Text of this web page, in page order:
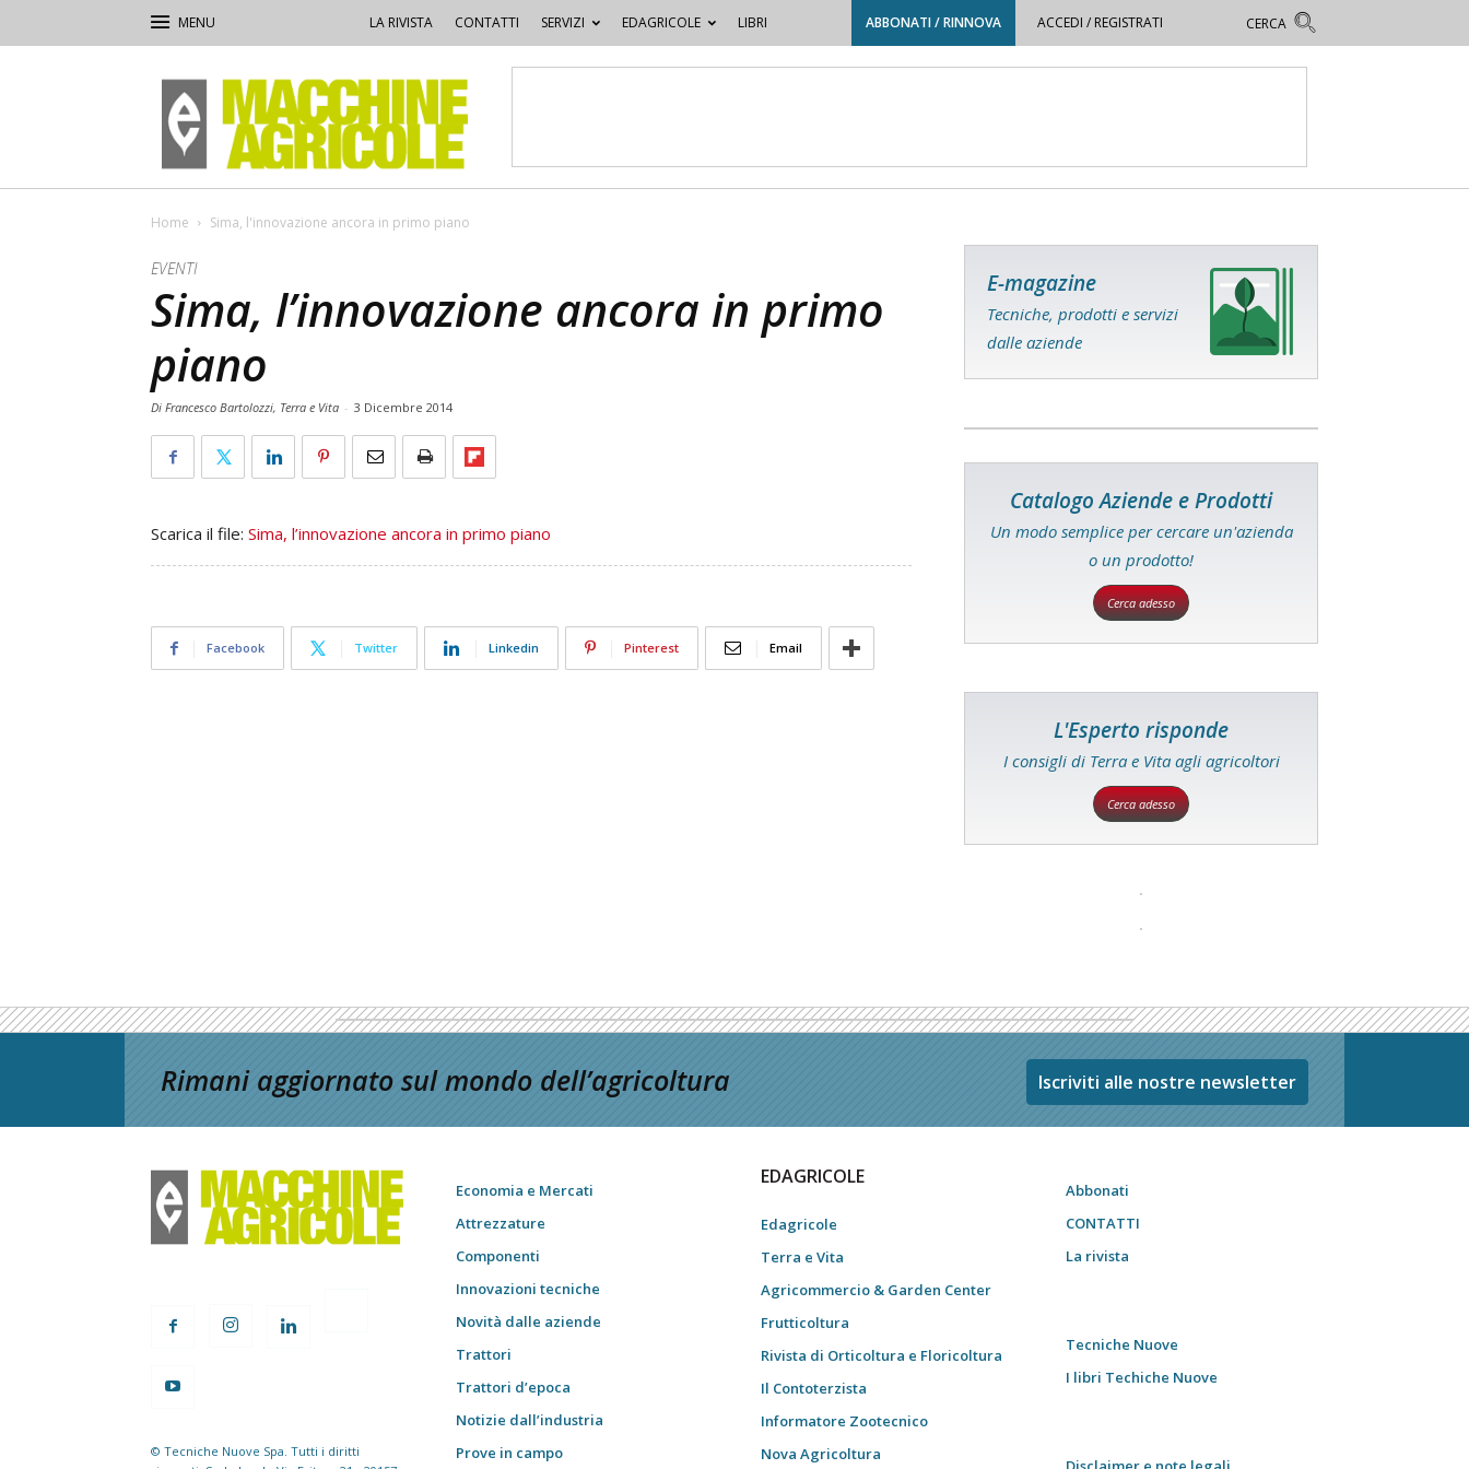
LA RIVISTA CONTATTI SERVIZI EDAGRICOLE LIBRI ABBONATI / RINNOVA ACCEDI / REGISTRATI
Macchine
Agricole
Home Sima, l'innovazione ancora in primo piano
EVENTI
Sima, l’innovazione ancora in primo
piano
Di Francesco Bartolozzi, Terra e Vita - 3 Dicembre 2014
Scarica il file: Sima, l’innovazione ancora in primo piano
Facebook Twitter Linkedin Pinterest Email
E-magazine
Tecniche, prodotti e servizi
dalle aziende
Catalogo Aziende e Prodotti
Un modo semplice per cercare un'azienda
o un prodotto!
Cerca adesso
L'Esperto risponde
I consigli di Terra e Vita agli agricoltori
Cerca adesso
Rimani aggiornato sul mondo dell’agricoltura Iscriviti alle nostre newsletter
© Tecniche Nuove Spa. Tutti i diritti
Economia e Mercati
Attrezzature
Componenti
Innovazioni tecniche
Novità dalle aziende
Trattori
Trattori d’epoca
Notizie dall’industria
Prove in campo
EDAGRICOLE
Edagricole
Terra e Vita
Agricommercio & Garden Center
Frutticoltura
Rivista di Orticoltura e Floricoltura
Il Contoterzista
Informatore Zootecnico
Nova Agricoltura
Abbonati
CONTATTI
La rivista
Tecniche Nuove
I libri Techiche Nuove